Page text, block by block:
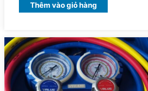
Thêm vào giỏ hàng